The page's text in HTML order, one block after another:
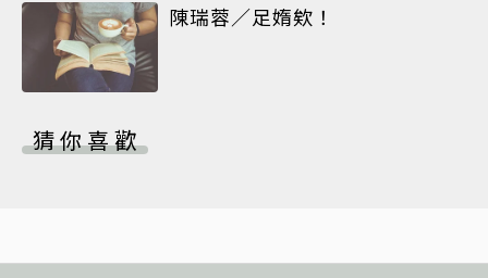
陳瑞蓉／足媠欸！
猜你喜歡